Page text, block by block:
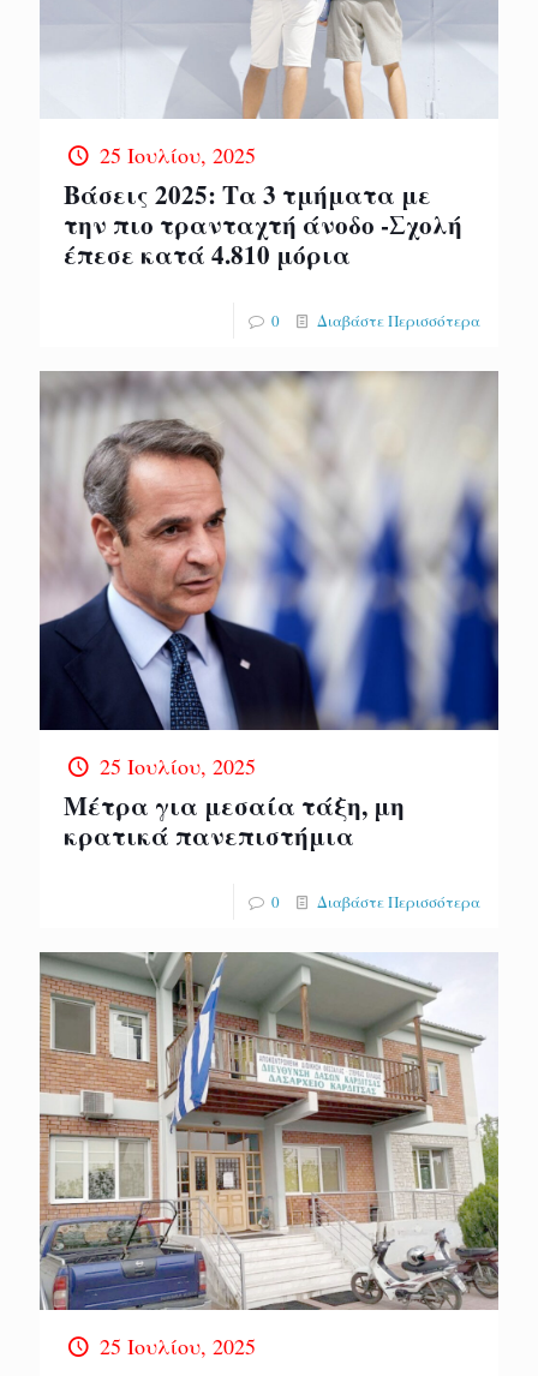
25 Ιουλίου, 2025
Βάσεις 2025: Τα 3 τμήματα με
την πιο τρανταχτή άνοδο -Σχολή
έπεσε κατά 4.810 μόρια
0 Διαβάστε Περισσότερα
25 Ιουλίου, 2025
Μέτρα για μεσαία τάξη, μη
κρατικά πανεπιστήμια
0 Διαβάστε Περισσότερα
25 Ιουλίου, 2025